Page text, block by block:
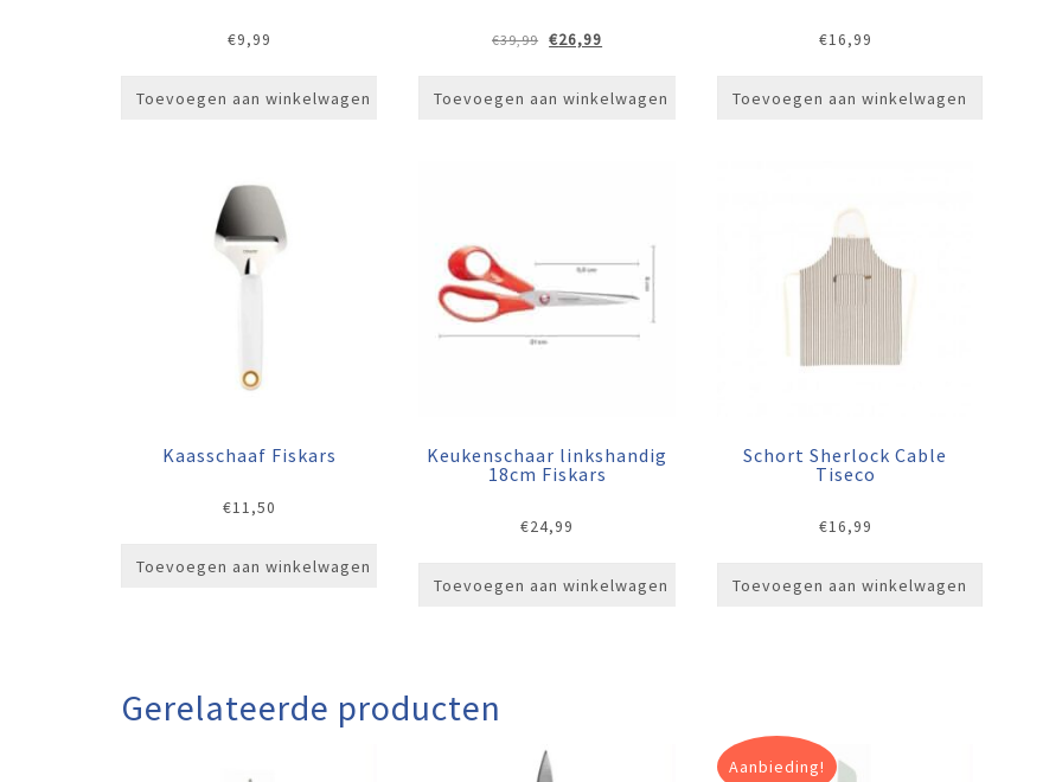
€9,99
Toevoegen aan winkelwagen
€39,99 Oorspronkelijke
€39,99.
€26,99
€26,99.
Toevoegen aan winkelwagen
€16,99
Toevoegen aan winkelwagen
Kaasschaaf Fiskars
€11,50
Toevoegen aan winkelwagen
Keukenschaar linkshandig
18cm Fiskars
€24,99
Toevoegen aan winkelwagen
Schort Sherlock Cable
Tiseco
€16,99
Toevoegen aan winkelwagen
Gerelateerde producten
Aanbieding!